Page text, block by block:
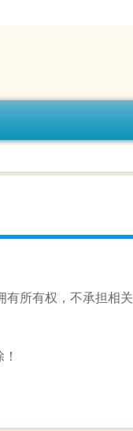
有所有权，不承担相关